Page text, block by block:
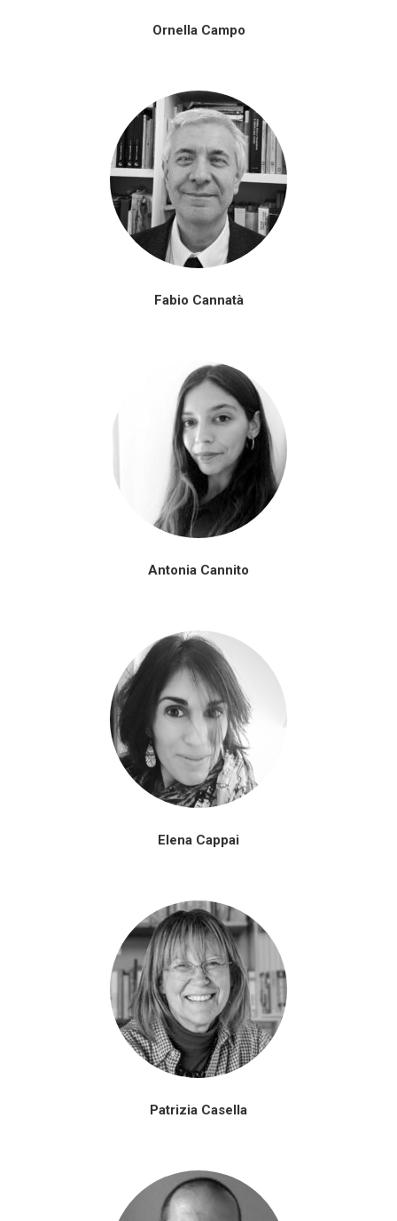
Ornella Campo
Fabio Cannatà
Antonia Cannito
Elena Cappai
Patrizia Casella